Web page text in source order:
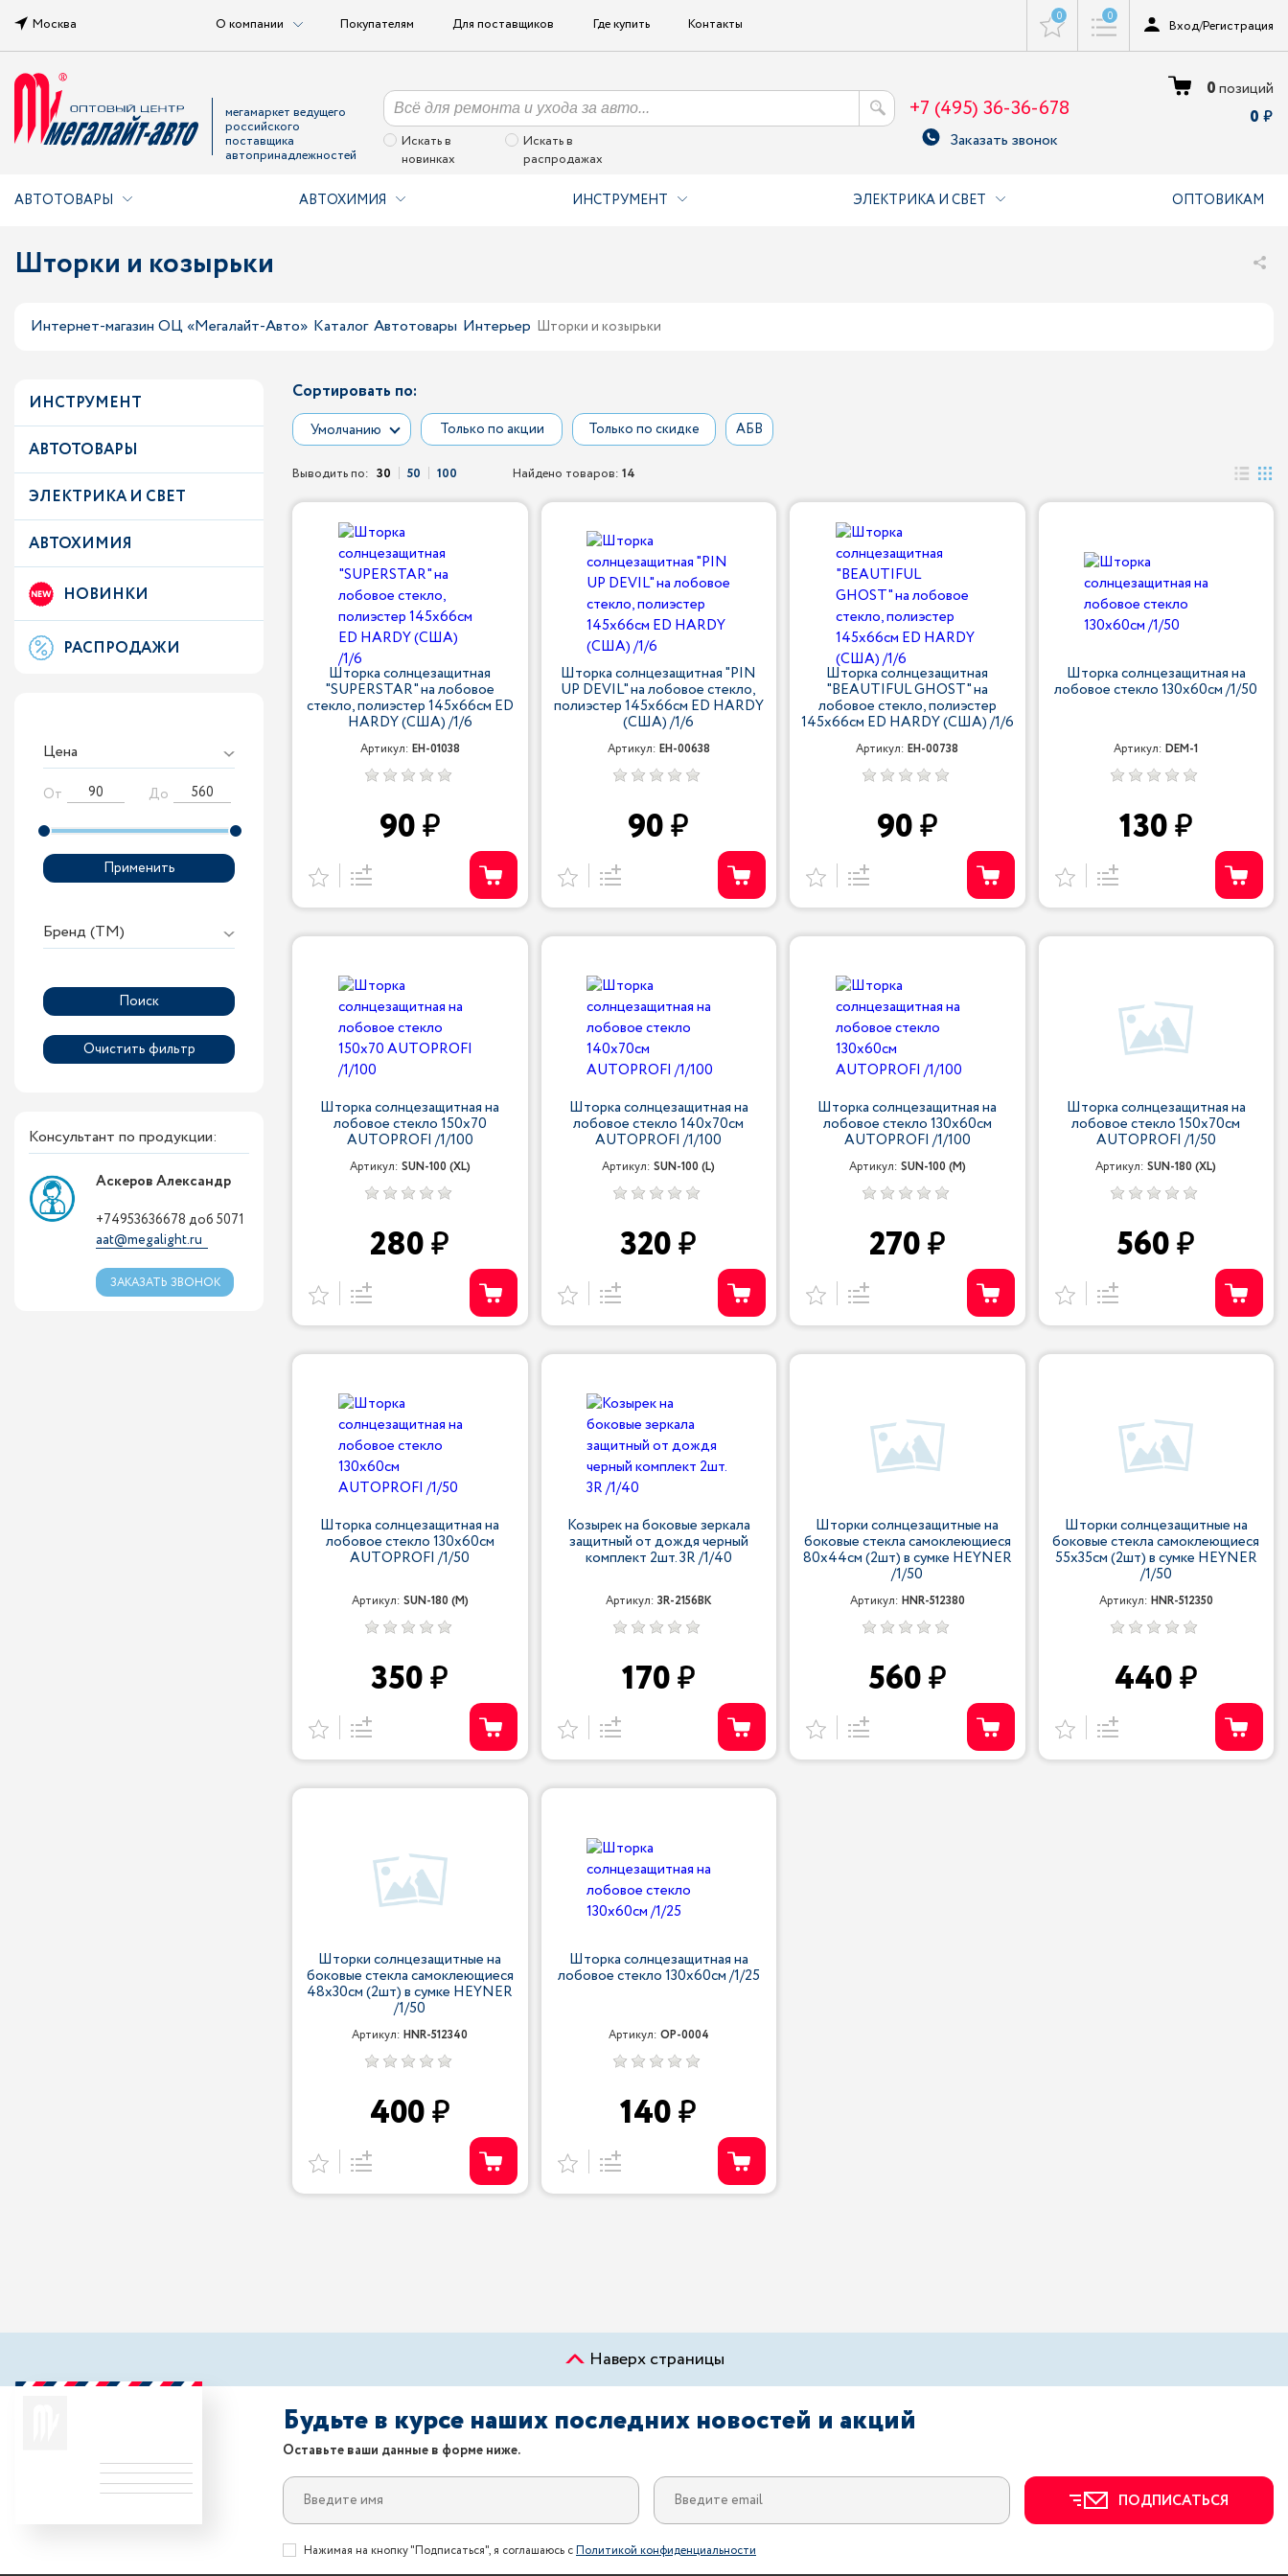
Москва О компании Покупателям Для поставщиков Где купить Контакты 0 0
Вход/Регистрация
мегамаркет ведущего
российского
поставщика
автопринадлежностей
Искать в
новинках
Искать в
распродажах
+7 (495) 36-36-678
Заказать звонок
0позиций
0
АВТОТОВАРЫ АВТОХИМИЯ ИНСТРУМЕНТ ЭЛЕКТРИКА И СВЕТ ОПТОВИКАМ
Шторки и козырьки
Интернет-магазин ОЦ «Мегалайт-Авто» Каталог Автотовары Интерьер Шторки и козырьки
ИНСТРУМЕНТ
АВТОТОВАРЫ
ЭЛЕКТРИКА И СВЕТ
АВТОХИМИЯ
НОВИНКИ
РАСПРОДАЖИ
Цена
От До
Применить
Бренд (ТМ)
Консультант по продукции:
Аскеров Александр
+74953636678 доб 5071
aat@megalight.ru
ЗАКАЗАТЬ ЗВОНОК
Сортировать по:
Умолчанию Только по акции Только по скидке АБВ
Выводить по: 30 50 100 Найдено товаров: 14
Шторка солнцезащитная
"SUPERSTAR" на лобовое
стекло, полиэстер 145х66см ED
HARDY (США) /1/6
Артикул: EH-01038
90
Шторка солнцезащитная "PIN
UP DEVIL" на лобовое стекло,
полиэстер 145х66см ED HARDY
(США) /1/6
Артикул: EH-00638
90
Шторка солнцезащитная
"BEAUTIFUL GHOST" на
лобовое стекло, полиэстер
145х66см ED HARDY (США) /1/6
Артикул:EH-00738
90
Шторка солнцезащитная на
лобовое стекло 130x60см /1/50
Артикул:DEM-1
130
Шторка солнцезащитная на
лобовое стекло 150x70
AUTOPROFI /1/100
Артикул: SUN-100 (XL)
280
Шторка солнцезащитная на
лобовое стекло 140x70см
AUTOPROFI /1/100
Артикул:SUN-100 (L)
320
Шторка солнцезащитная на
лобовое стекло 130x60см
AUTOPROFI /1/100
Артикул: SUN-100 (M)
270
Шторка солнцезащитная на
лобовое стекло 150x70см
AUTOPROFI /1/50
Артикул:SUN-180 (XL)
560
Шторка солнцезащитная на
лобовое стекло 130x60см
AUTOPROFI /1/50
Артикул: SUN-180 (M)
350
Козырек на боковые зеркала
защитный от дождя черный
комплект 2шт. 3R /1/40
Артикул: 3R-2156BK
170
Шторки солнцезащитные на
боковые стекла самоклеющиеся
80x44см (2шт) в сумке HEYNER
/1/50
Артикул: HNR-512380
560
Шторки солнцезащитные на
боковые стекла самоклеющиеся
55x35см (2шт) в сумке HEYNER
/1/50
Артикул: HNR-512350
440
Шторки солнцезащитные на
боковые стекла самоклеющиеся
48x30см (2шт) в сумке HEYNER
/1/50
Артикул:HNR-512340
400
Шторка солнцезащитная на
лобовое стекло 130x60см /1/25
Артикул: OP-0004
140
Наверх страницы
Будьте в курсе наших последних новостей и акций
Оставьте ваши данные в форме ниже.
ПОДПИСАТЬСЯ
Нажимая на кнопку "Подписаться", я соглашаюсь сПолитикой конфиденциальности